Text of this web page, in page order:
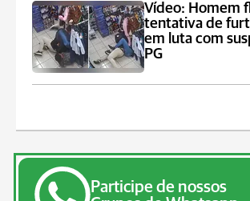
Vídeo: Homem
tentativa de
em luta com
PG
Participe de nossos